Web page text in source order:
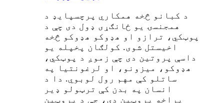
د کبانو څخه همکاري پرچسپایډ د
همجنسۍ یو ځانګړی ډول دی چې د
پوټکي، ترازو او هډوکو هډوکو څخه
اخیستل شوی. کولګان پخپله یو
داسې پروتین دی چې زموږ د پوټکي،
هډوکو، میزونو، او لرغونتیا په
ساتلو کې مهم رول لوبوي. دا د
انسان په بدن کې ترټولو ډیر
پراخه پروټین دی، چې د پروټین